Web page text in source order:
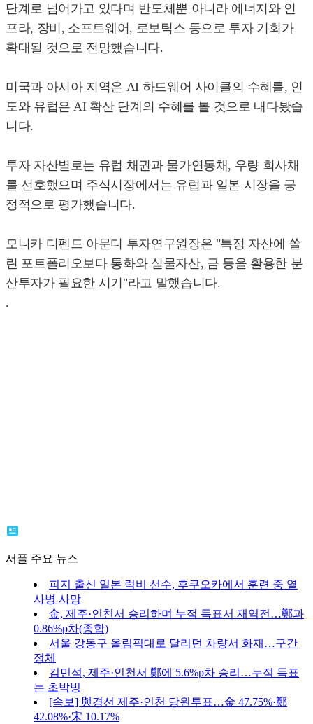
단계로 넘어가고 있다며 반도체뿐 아니라 에너지와 인
프라, 장비, 소프트웨어, 로보틱스 등으로 투자 기회가
확대될 것으로 전망했습니다.
미국과 아시아 지역은 AI 하드웨어 사이클의 수혜를, 인
도와 유럽은 AI 확산 단계의 수혜를 볼 것으로 내다봤습
니다.
투자 자산별로는 유럽 채권과 물가연동채, 우량 회사채
를 선호했으며 주식시장에서는 유럽과 일본 시장을 긍
정적으로 평가했습니다.
모니카 디펜드 아문디 투자연구원장은 "특정 자산에 쏠
린 포트폴리오보다 통화와 실물자산, 금 등을 활용한 분
산투자가 필요한 시기"라고 말했습니다.
.
서플 주요 뉴스
피지 출신 일본 럭비 선수, 후쿠오카에서 훈련 중 열
사병 사망
金, 제주·인천서 승리하며 누적 득표서 재역전…鄭과
0.86%p차(종합)
서울 강동구 올림픽대로 달리던 차량서 화재…구간
정체
김민석, 제주·인천서 鄭에 5.6%p차 승리…누적 득표
는 초박빙
[속보] 與경선 제주·인천 당원투표…金 47.75%·鄭
42.08%·宋 10.17%